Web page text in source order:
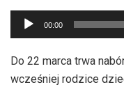
Odtwarzacz
plików
dźwiękowych
00:00
Do 22 marca trwa
wcześniej rodzice